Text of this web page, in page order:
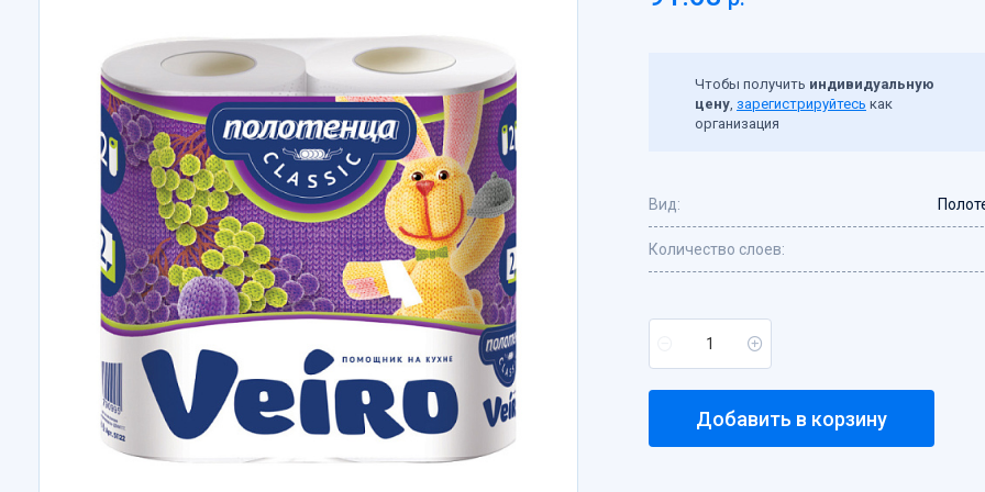
Чтобы получить индивидуальную
цену, зарегистрируйтесь как
организация
Вид:
Количество слоев:
Добавить в корзину